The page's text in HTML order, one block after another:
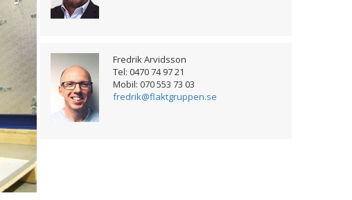
Fredrik Arvidsson
Tel: 0470 74 97 21
Mobil: 070 553 73 03
fredrik@flaktgruppen.se